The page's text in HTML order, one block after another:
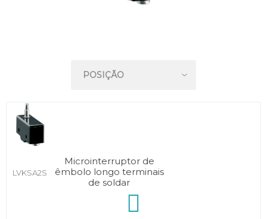
LVKSA2S
Microinterruptor de
êmbolo longo terminais
de soldar